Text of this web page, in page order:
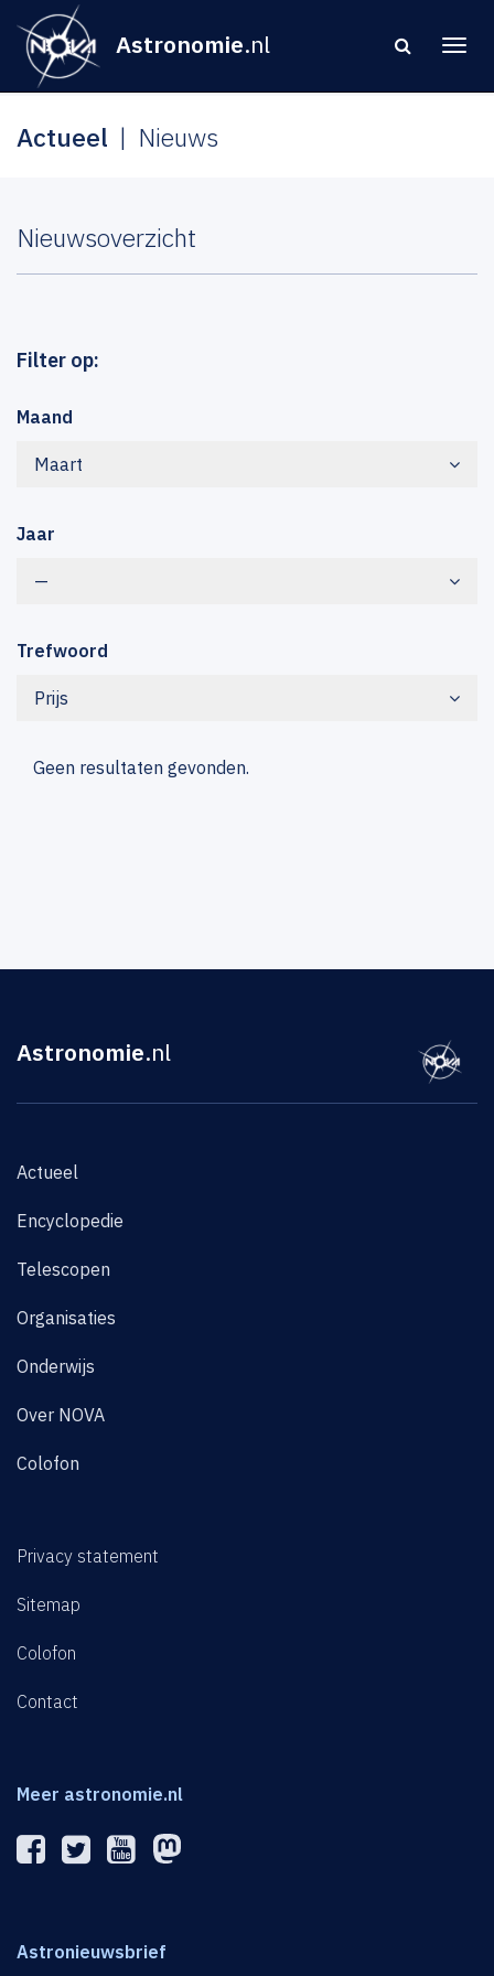
Astronomie.nl
Actueel Nieuws
Nieuwsoverzicht
Filter op:
Maand
Maart
Jaar
—
Trefwoord
Prijs
Geen resultaten gevonden.
Astronomie.nl
Actueel
Encyclopedie
Telescopen
Organisaties
Onderwijs
Over NOVA
Colofon
Privacy statement
Sitemap
Colofon
Contact
Meer astronomie.nl
Astronieuwsbrief